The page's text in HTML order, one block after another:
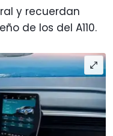
y recuerdan
de los del A110.